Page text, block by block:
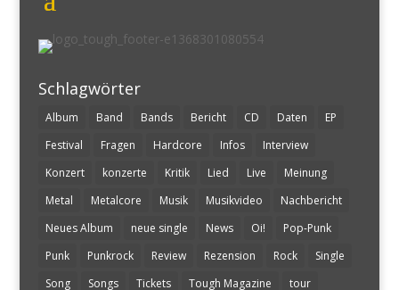
Schlagwörter
Album Band Bands Bericht CD Daten
EP
Festival
Fragen Hardcore Infos
Interview
Konzert
konzerte Kritik Lied Live
Meinung
Metal
Metalcore Musik Musikvideo
Nachbericht
Neues Album
neue single News Oi!
Pop-Punk
Punk
Punkrock Review Rezension Rock
Single
Song
Songs Tickets Tough Magazine tour